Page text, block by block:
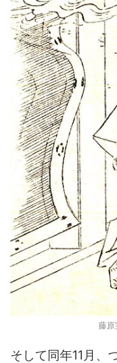
藤
そして同年11月、